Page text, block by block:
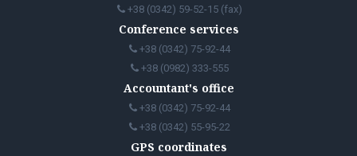
+38 (0342) 59-52-15 (fax)
Conference services
+38 (0342) 75-92-44
+38 (0982) 333-555
Accountant's office
+38 (0342) 75-92-44
+38 (0342) 55-95-22
GPS coordinates